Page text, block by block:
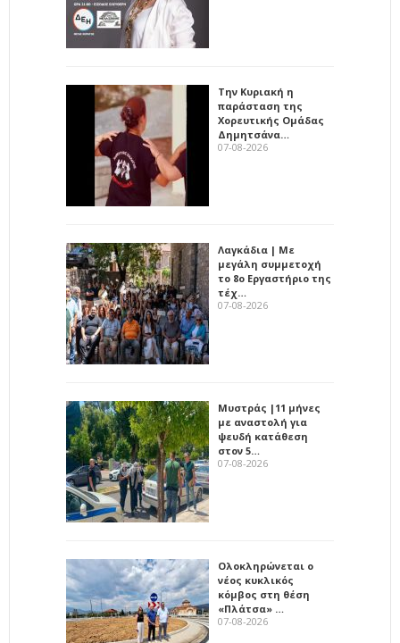
Την Κυριακή η
παράσταση της
Χορευτικής Ομάδας
Δημητσάνα…
07-08-2026
Λαγκάδια | Με
μεγάλη συμμετοχή
το 8ο Εργαστήριο της
τέχ…
07-08-2026
Μυστράς |11 μήνες
με αναστολή για
ψευδή κατάθεση
στον 5…
07-08-2026
Ολοκληρώνεται ο
νέος κυκλικός
κόμβος στη θέση
«Πλάτσα» …
07-08-2026